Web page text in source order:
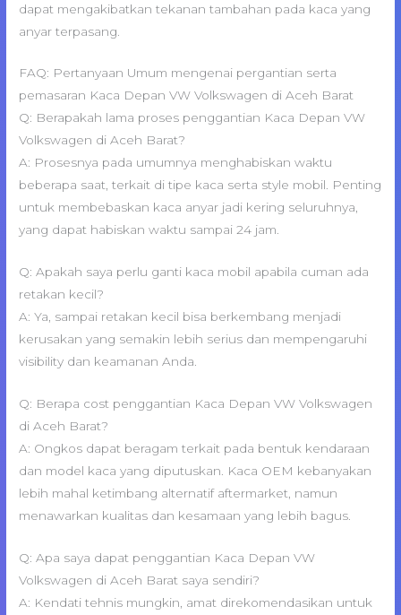
dapat mengakibatkan tekanan tambahan pada kaca yang
anyar terpasang.
FAQ: Pertanyaan Umum mengenai pergantian serta
pemasaran Kaca Depan VW Volkswagen di Aceh Barat
Q: Berapakah lama proses penggantian Kaca Depan VW
Volkswagen di Aceh Barat?
A: Prosesnya pada umumnya menghabiskan waktu
beberapa saat, terkait di tipe kaca serta style mobil. Penting
untuk membebaskan kaca anyar jadi kering seluruhnya,
yang dapat habiskan waktu sampai 24 jam.
Q: Apakah saya perlu ganti kaca mobil apabila cuman ada
retakan kecil?
A: Ya, sampai retakan kecil bisa berkembang menjadi
kerusakan yang semakin lebih serius dan mempengaruhi
visibility dan keamanan Anda.
Q: Berapa cost penggantian Kaca Depan VW Volkswagen
di Aceh Barat?
A: Ongkos dapat beragam terkait pada bentuk kendaraan
dan model kaca yang diputuskan. Kaca OEM kebanyakan
lebih mahal ketimbang alternatif aftermarket, namun
menawarkan kualitas dan kesamaan yang lebih bagus.
Q: Apa saya dapat penggantian Kaca Depan VW
Volkswagen di Aceh Barat saya sendiri?
A: Kendati tehnis mungkin, amat direkomendasikan untuk